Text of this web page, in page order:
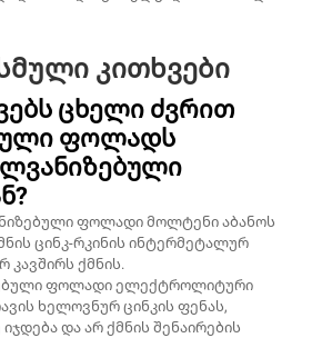
კითხვები
ცხელი ძვრით
ფოლადს
ფოლადი მოლტენი აბანოს
ცინკ-რკინის ინტერმეტალურ
კავშირს ქმნის.
ფოლადი ელექტროლიტური
ხელოვნურ ცინკის ფენას,
და არ ქმნის შენაირების